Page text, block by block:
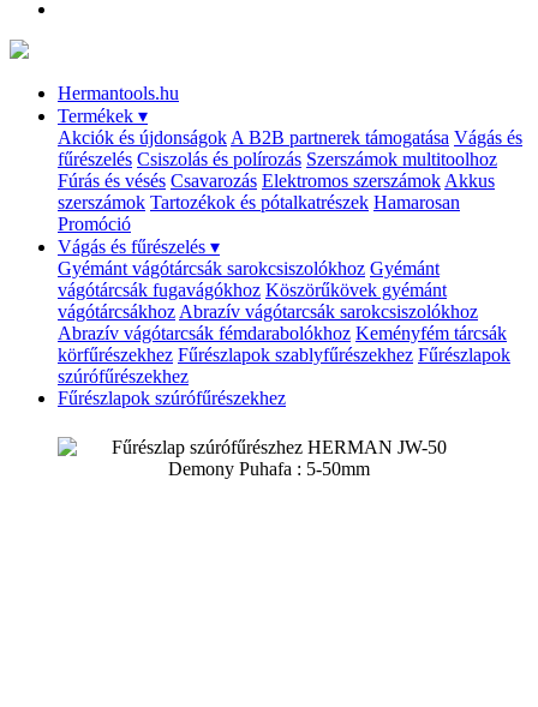
Hermantools.hu
Termékek ▾
Akciók és újdonságok A B2B partnerek támogatása Vágás és
fűrészelés Csiszolás és polírozás Szerszámok multitoolhoz
Fúrás és vésés Csavarozás Elektromos szerszámok Akkus
szerszámok Tartozékok és pótalkatrészek Hamarosan
Promóció
Vágás és fűrészelés ▾
Gyémánt vágótárcsák sarokcsiszolókhoz Gyémánt
vágótárcsák fugavágókhoz Köszörűkövek gyémánt
vágótárcsákhoz Abrazív vágótarcsák sarokcsiszolókhoz
Abrazív vágótarcsák fémdarabolókhoz Keményfém tárcsák
körfűrészekhez Fűrészlapok szablyfűrészekhez Fűrészlapok
szúrófűrészekhez
Fűrészlapok szúrófűrészekhez